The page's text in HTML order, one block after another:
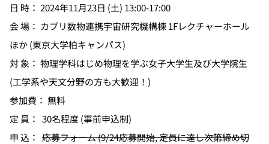
日 時： 2024年11月23日 (土) 13:00-17:00
会 場： カブリ数物連携宇宙研究機構棟 1Fレクチャーホール
ほか (東京大学柏キャンパス)
対 象： 物理学科はじめ物理を学ぶ女子大学生及び大学院生
(工学系や天文分野の方も大歓迎！)
参加費： 無料
定 員： 30名程度 (事前申込制)
申 込： 応募フォーム (9/24応募開始, 定員に達し次第締め切